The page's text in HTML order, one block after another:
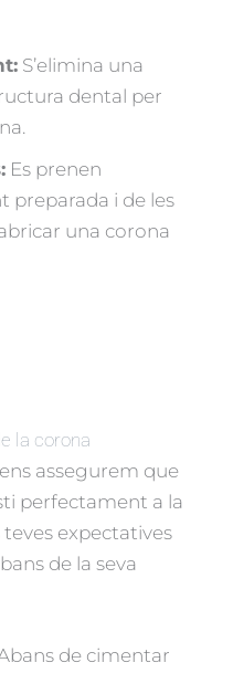
S’elimina una
dental per
Es prenen
preparada i de les
una corona
la corona
assegurem que
perfectament a la
expectatives
de la seva
de cimentar